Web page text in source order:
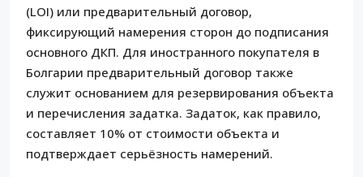
(LOI) или предварительный договор,
фиксирующий намерения сторон до подписания
основного ДКП. Для иностранного покупателя в
Болгарии предварительный договор также
служит основанием для резервирования объекта
и перечисления задатка. Задаток, как правило,
составляет 10% от стоимости объекта и
подтверждает серьёзность намерений.